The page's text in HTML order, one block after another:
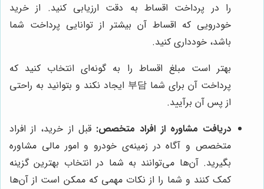
را در پرداخت اقساط به دقت ارزیابی کنید. از خرید
خودرویی که اقساط آن بیشتر از توانایی پرداخت شما
باشد، خودداری کنید.
بهتر است مبلغ اقساط را به گونه‌ای انتخاب کنید که
پرداخت آن برای شما 부담 ایجاد نکند و بتوانید به راحتی
از پس آن برآیید.
دریافت مشاوره از افراد متخصص: قبل از خرید، از افراد
متخصص و آگاه در زمینه‌ی خودرو و امور مالی مشاوره
بگیرید. آن‌ها می‌توانند به شما در انتخاب بهترین گزینه
کمک کنند و شما را از نکات مهمی که ممکن است از آن‌ها